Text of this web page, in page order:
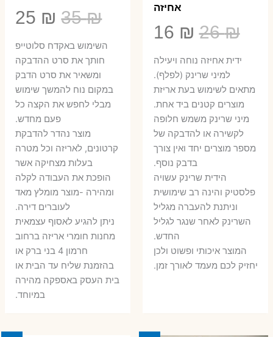
אחיזה
26₪
המחיר
המקורי
היה:
26 ₪.
16 ₪
הנוכחי
ידית אחיזה נוחה ויעילה
למיני שרינק (לפלף).
מתאים לשימוש בעת אריזת
מוצרים קטנים ביד אחת.
​מיני שרינק משמש חלופה
לקשירה או להדבקה של
מספר מוצרים יחד ואין צורך
בדבק נוסף.
הידית שרינק עשויה
פלסטיק והינה רב שימושית
וניתנת להעברה מגליל
השרינק לאחר שנגר לגליל
החדש.
המוצר איכותי ופשוט ולכן
יחזיק לכם מעמד לאורך זמן.
35₪
המחיר
המקורי
היה:
35 ₪.
25 ₪
₪.
השימוש באקדח סלוטייפ
חותך את סרט ההדבקה
ומשאיר את סרט הדבק
במקום נוח להמשך שימוש
מבלי לחפש את הקצה כל
פעם מחדש.
מוצר נהדר להדבקת
קרטונים, לאריזה וכל מטרה
בעלות מצחיקה אשר
הופכת את העבודה לקלה
ומהירה -מוצר מומלץ מאד
לעוברים דירה.
ניתן להגיע לאסוף עצמאית
מחנות חומרי אריזה ברחוב
חרמון 4 בני ברק או
בהזמנת שליח עד הבית או
בית העסק באספקה מהירה
במיוחד.